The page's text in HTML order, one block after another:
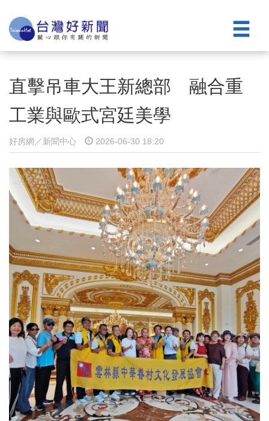
直擊吊車大王新總部 融合重
工業與歐式宮廷美學
好房網／新聞中心 2026-06-30 18:20